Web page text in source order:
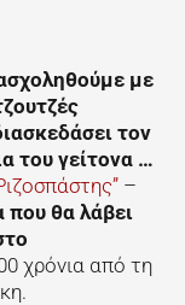
με
τον
του γείτονα …
–
θα λάβει
χρόνια από τη